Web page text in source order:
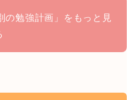
の勉強計画」をもっと見